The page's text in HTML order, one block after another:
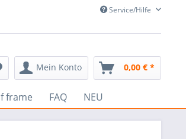
Service/Hilfe
Mein Konto 0,00 € *
frame FAQ NEU